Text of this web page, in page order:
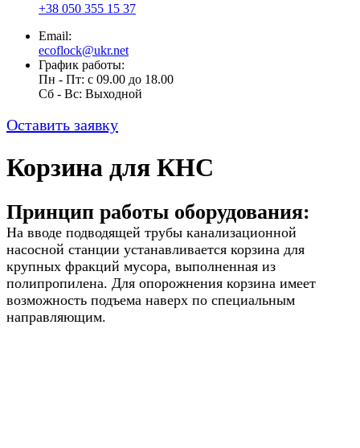
+38 050 355 15 37
Email:
ecoflock@ukr.net
График работы:
Пн - Пт: с 09.00 до 18.00
Cб - Вс: Выходной
Оставить заявку
Корзина для КНС
Принцип работы оборудования:
На вводе подводящей трубы канализационной
насосной станции устанавливается корзина для
крупных фракций мусора, выполненная из
полипропилена. Для опорожнения корзина имеет
возможность подъема наверх по специальным
направляющим.